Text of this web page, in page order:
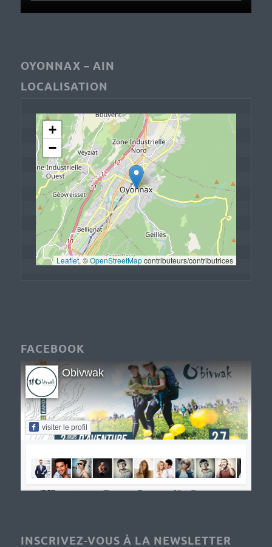
OYONNAX – AIN
LOCALISATION
+
−
Leaflet, © OpenStreetMap contributeurs/contributrices
FACEBOOK
Obivwak
visiter le profil
INSCRIVEZ-VOUS À LA NEWSLETTER